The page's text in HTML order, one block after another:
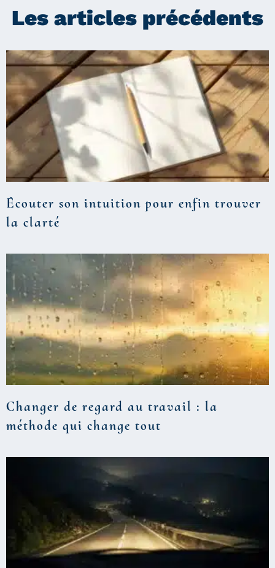
Les articles précédents
Écouter son intuition pour enfin trouver
la clarté
Changer de regard au travail : la
méthode qui change tout